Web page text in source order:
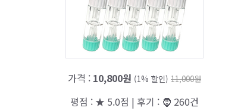
가격 : 10,800원 (1% 할인) 11,000원
평점 : ★ 5.0점 | 후기 : 🧔 260건